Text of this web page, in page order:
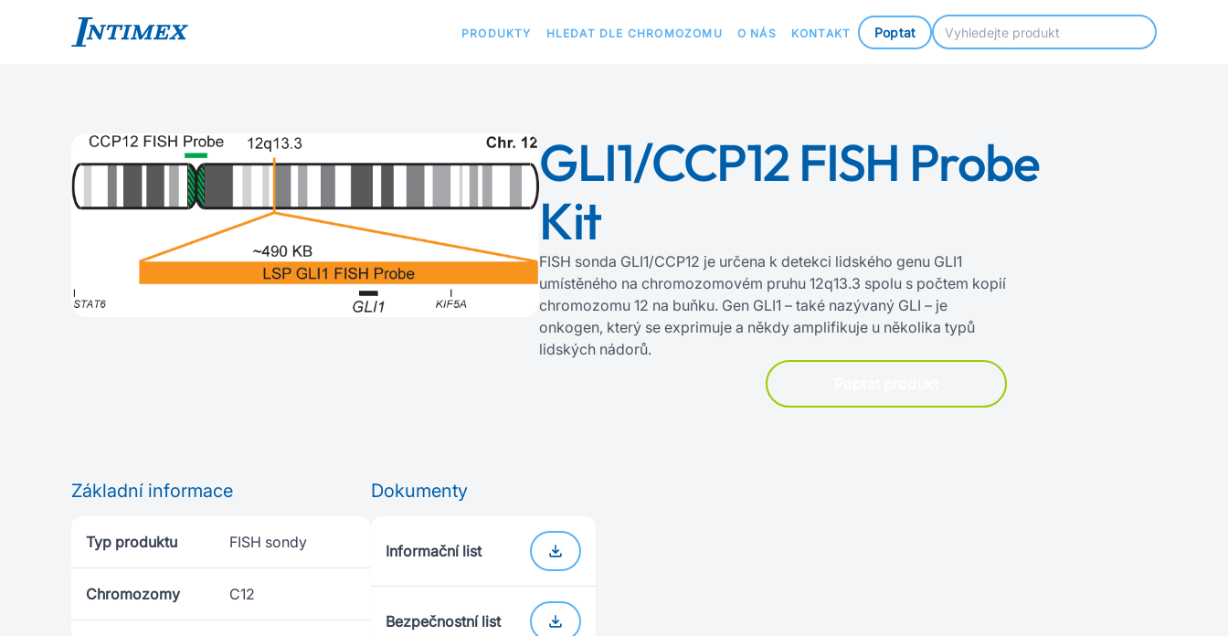
PRODUKTY HLEDAT DLE CHROMOZOMU O NÁS KONTAKT Poptat
GLI1/CCP12 FISH Probe
Kit
FISH sonda GLI1/CCP12 je určena k detekci lidského genu GLI1
umístěného na chromozomovém pruhu 12q13.3 spolu s počtem kopií
chromozomu 12 na buňku. Gen GLI1 – také nazývaný GLI – je
onkogen, který se exprimuje a někdy amplifikuje u několika typů
lidských nádorů.
Základní informace
Typ produktu FISH sondy
Chromozomy C12
Dokumenty
Informační list
Bezpečnostní list